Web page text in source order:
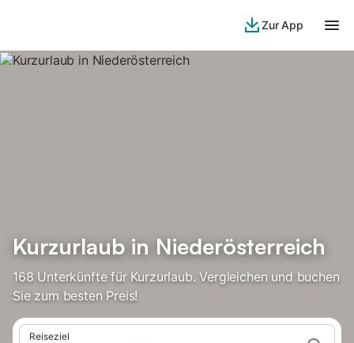
Zur App
Kurzurlaub in Niederösterreich
168 Unterkünfte für Kurzurlaub. Vergleichen und buchen
Sie zum besten Preis!
Reiseziel